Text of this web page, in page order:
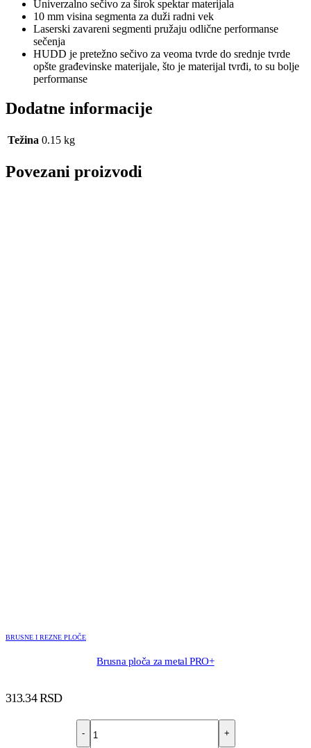
Univerzalno sečivo za širok spektar materijala
10 mm visina segmenta za duži radni vek
Laserski zavareni segmenti pružaju odlične performanse
sečenja
HUDD je pretežno sečivo za veoma tvrde do srednje tvrde
opšte građevinske materijale, što je materijal tvrđi, to su bolje
performanse
Dodatne informacije
Težina 0.15 kg
Povezani proizvodi
BRUSNE I REZNE PLOČE
Brusna ploča za metal PRO+
313.34RSD
- +